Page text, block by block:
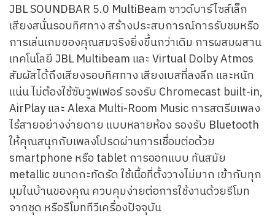
JBL SOUNDBAR 5.0 MultiBeam ซาวด์บาร์ไซส์เล็ก
เสียงสนั่นรอบทิศทาง สร้างประสบการณ์การรับชมหรือ
การเล่นเกมของคุณสมจริงยิ่งขึ้นกว่าเดิม การผสมผสาน
เทคโนโลยี JBL Multibeam และ Virtual Dolby Atmos
สัมผัสได้ถึงเสียงรอบทิศทาง เสียงเบสที่ลงลึก และหนัก
แน่น ไม่ต้องใช้ซับวูฟเฟอร์ รองรับ Chromecast built-in,
AirPlay และ Alexa Multi-Room Music การสตรีมเพลง
ไร้สายอย่างง่ายดาย แบบหลายห้อง รองรับ Bluetooth
ให้คุณสนุกกับเพลงโปรดผ่านการเชื่อมต่อด้วย
smartphone หรือ tablet การออกแบบ ทันสมัย
metallic ขนาดกะทัดรัด ใช้เนื้อที่ตั้งวางไม่มาก เข้ากับทุก
มุมในบ้านของคุณ ควบคุมง่ายต่อการใช้งานด้วยรีโมท
จากชุด หรือรีโมททีวีเครื่องปัจจุบัน